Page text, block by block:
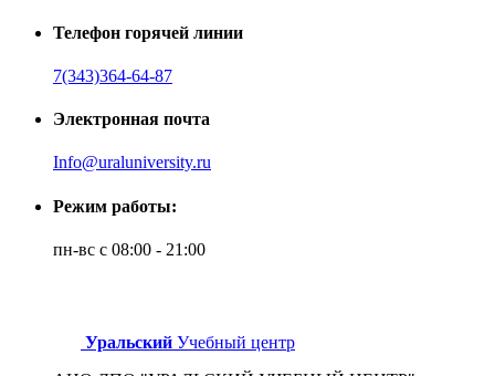
Телефон горячей линии
7(343)364-64-87
Электронная почта
Info@uraluniversity.ru
Режим работы:
пн-вс с 08:00 - 21:00
Уральский Учебный центр